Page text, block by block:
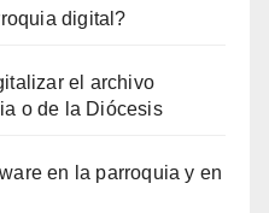
digital?
el archivo
o de la Diócesis
en la parroquia y en